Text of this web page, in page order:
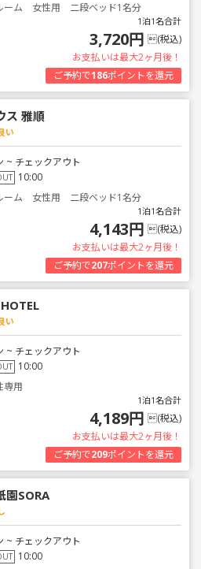
ーム 女性用 二段ベッド1名分
1泊1名合計
3,720円 (税込)
お支払いは最大2ヶ月後！
ご予約で186ポイントを還元
ス 雅順
い
~ チェックアウト
10:00
ーム 女性用 二段ベッド1名分
1泊1名合計
4,143円 (税込)
お支払いは最大2ヶ月後！
ご予約で207ポイントを還元
い
~ チェックアウト
10:00
専用
1泊1名合計
4,189円 (税込)
お支払いは最大2ヶ月後！
ご予約で209ポイントを還元
園SORA
~ チェックアウト
10:00